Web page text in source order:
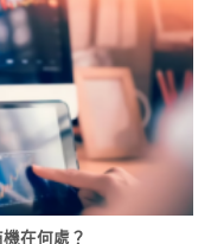
在何處？